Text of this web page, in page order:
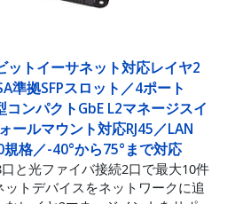
ットイーサネット対応レイヤ2
準拠SFPスロット／4ポート
コンパクトGbE L2マネージスイ
ールマウント対応RJ45／LAN
格／-40°から75°まで対応
口と光ファイバ接続2口で最大10件
トデバイスをネットワークに追